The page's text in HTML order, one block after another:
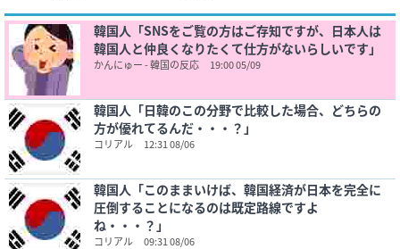
韓国人「SNSをご覧の方はご存知ですが、日本人は
韓国人と仲良くなりたくて仕方がないらしいです」
かんにゅー - 韓国の反応 19:00 05/09
韓国人「日韓のこの分野で比較した場合、どちらの
方が優れてるんだ・・・？」
コリアル 12:31 08/06
韓国人「このままいけば、韓国経済が日本を完全に
圧倒することになるのは既定路線ですよ
ね・・・？」
コリアル 09:31 08/06